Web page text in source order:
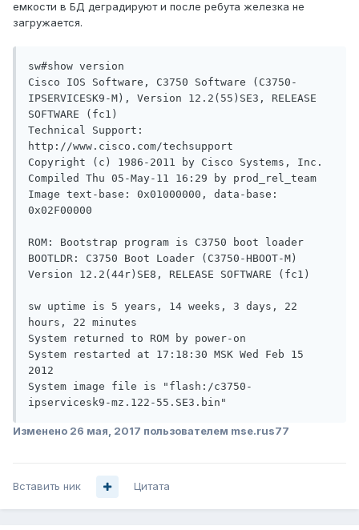
емкости в БД деградируют и после ребута железка не
загружается.
sw#show version
Cisco IOS Software, C3750 Software (C3750-
IPSERVICESK9-M), Version 12.2(55)SE3, RELEASE
SOFTWARE (fc1)
Technical Support:
http://www.cisco.com/techsupport
Copyright (c) 1986-2011 by Cisco Systems, Inc.
Compiled Thu 05-May-11 16:29 by prod_rel_team
Image text-base: 0x01000000, data-base:
0x02F00000
ROM: Bootstrap program is C3750 boot loader
BOOTLDR: C3750 Boot Loader (C3750-HBOOT-M)
Version 12.2(44r)SE8, RELEASE SOFTWARE (fc1)
sw uptime is 5 years, 14 weeks, 3 days, 22
hours, 22 minutes
System returned to ROM by power-on
System restarted at 17:18:30 MSK Wed Feb 15
2012
System image file is "flash:/c3750-
Изменено 26 мая, 2017 пользователем mse.rus77
Вставить ник Цитата